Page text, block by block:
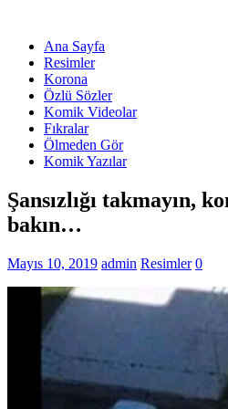
Ana Sayfa
Resimler
Korona
Özlü Sözler
Komik Videolar
Fıkralar
Ölmeden Gör
Komik Yazılar
Şansızlığı takmayın,
bakın…
Mayıs 10, 2019 admin Resimler 0